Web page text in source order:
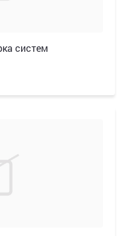
систем